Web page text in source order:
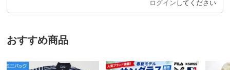
ログイン してください
おすすめ商品